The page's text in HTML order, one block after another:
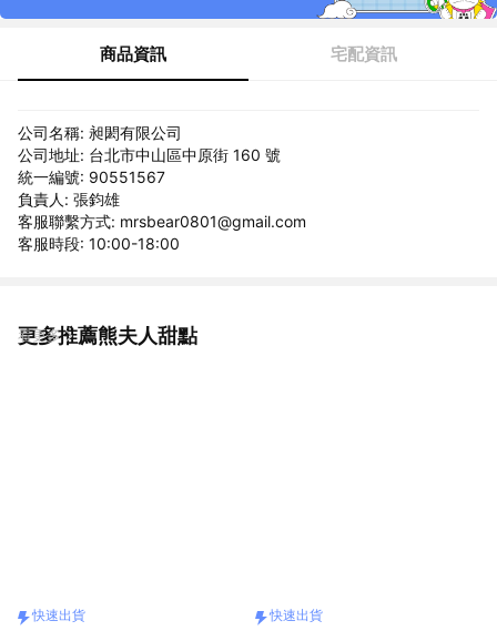
商品資訊 宅配資訊
公司名稱: 昶閎有限公司
公司地址: 台北市中山區中原街 160 號
統一編號: 90551567
負責人: 張鈞雄
客服聯繫方式: mrsbear0801@gmail.com
客服時段: 10:00-18:00
更多推薦熊夫人甜點
看更多
快速出貨 快速出貨